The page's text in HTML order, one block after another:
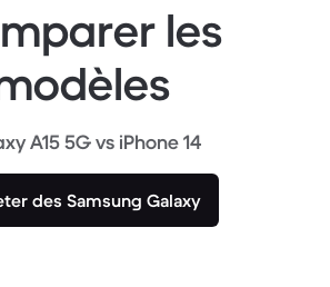
les
A15 5G vs iPhone 14
des Samsung Galaxy